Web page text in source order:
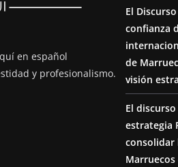
en español
y profesionalismo.
El
confianza
de
visión
El
estrategia
consolidar